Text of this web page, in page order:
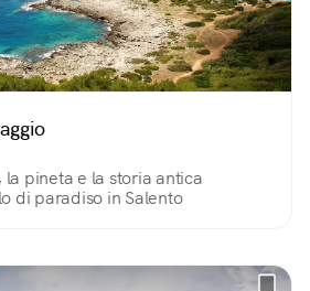
pineta e la storia antica
di paradiso in Salento